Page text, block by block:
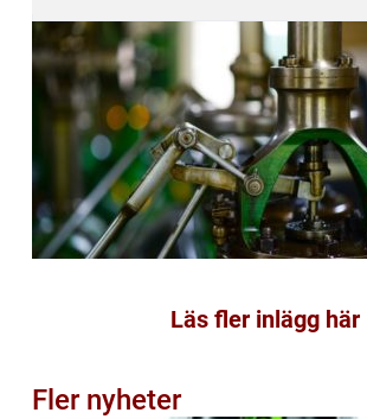
Läs fler inlägg här
Fler nyheter